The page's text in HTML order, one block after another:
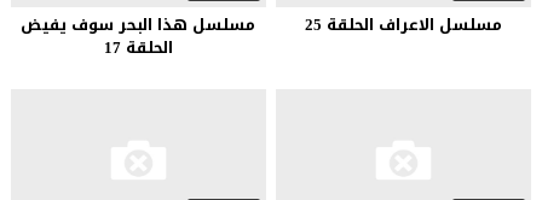
مسلسل الاعراف الحلقة 25
مسلسل هذا البحر سوف يفيض
الحلقة 17